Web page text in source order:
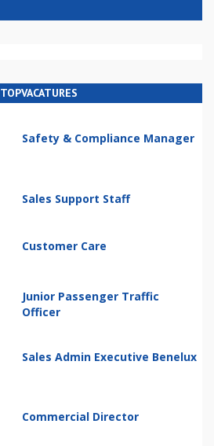
TOPVACATURES
Safety & Compliance Manager
Sales Support Staff
Customer Care
Junior Passenger Traffic
Officer
Sales Admin Executive Benelux
Commercial Director